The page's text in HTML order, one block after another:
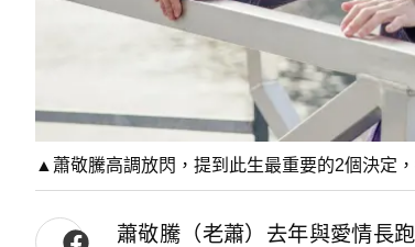
▲蕭敬騰高調放閃，提到此生最重要的2個決定
蕭敬騰（老蕭）去年與愛情長